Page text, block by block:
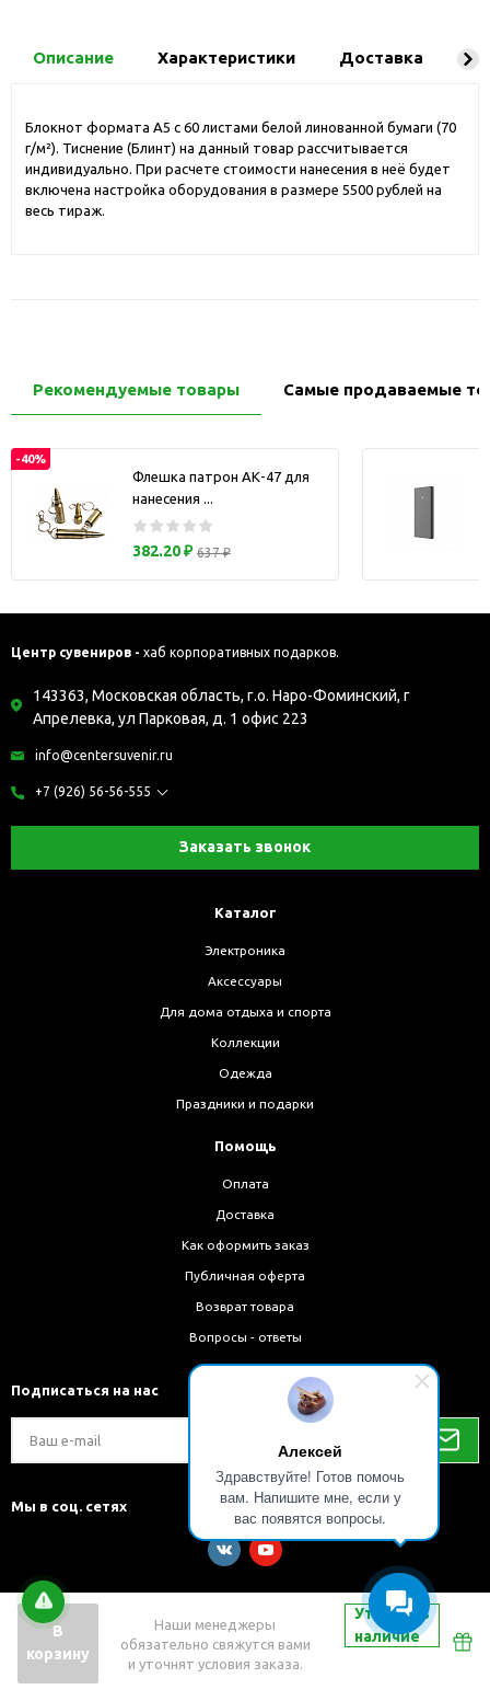
Алексей
Здравствуйте! Готов помочь
вам. Напишите мне, если у
вас появятся вопросы.
Уточнить
наличие
В
корзину
Наши менеджеры
обязательно свяжутся вами
и уточнят условия заказа.
Описание Характеристики Доставка
Блокнот формата A5 с 60 листами белой линованной бумаги (70
г/м²). Тиснение (Блинт) на данный товар рассчитывается
индивидуально. При расчете стоимости нанесения в неё будет
включена настройка оборудования в размере 5500 рублей на
весь тираж.
Рекомендуемые товары Самые продаваемые
-40%
Флешка патрон АК-47 для
нанесения ...
382.20 ₽ 637 ₽
Центр сувениров - хаб корпоративных подарков.
143363, Московская область, г.о. Наро-Фоминский, г
Апрелевка, ул Парковая, д. 1 офис 223
info@centersuvenir.ru
+7 (926) 56-56-555
Заказать звонок
Каталог
Электроника
Аксессуары
Для дома отдыха и спорта
Коллекции
Одежда
Праздники и подарки
Помощь
Оплата
Доставка
Как оформить заказ
Публичная оферта
Возврат товара
Вопросы - ответы
Подписаться на нас
Мы в соц. сетях
Разработка и внедрение решений на 1С-Битрикс